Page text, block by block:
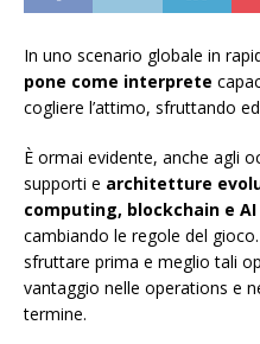
In uno scenario globale in
pone come interprete
cogliere l’attimo, sfruttando
È ormai evidente, anche agli
supporti e architetture
computing, blockchain e AI
cambiando le regole del
sfruttare prima e meglio tali
vantaggio nelle operations e
termine.